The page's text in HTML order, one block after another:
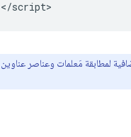
لمطابقة مَعلمات وعناصر عناوين